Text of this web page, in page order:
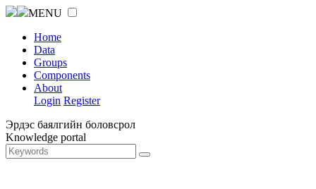
MENU
Home
Data
Groups
Components
About
Login Register
Эрдэс баялгийн боловсрол
Knowledge portal